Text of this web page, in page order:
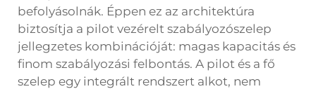
befolyásolnák. Éppen ez az architektúra
biztosítja a pilot vezérelt szabályozószelep
jellegzetes kombinációját: magas kapacitás és
finom szabályozási felbontás. A pilot és a fő
szelep egy integrált rendszert alkot, nem